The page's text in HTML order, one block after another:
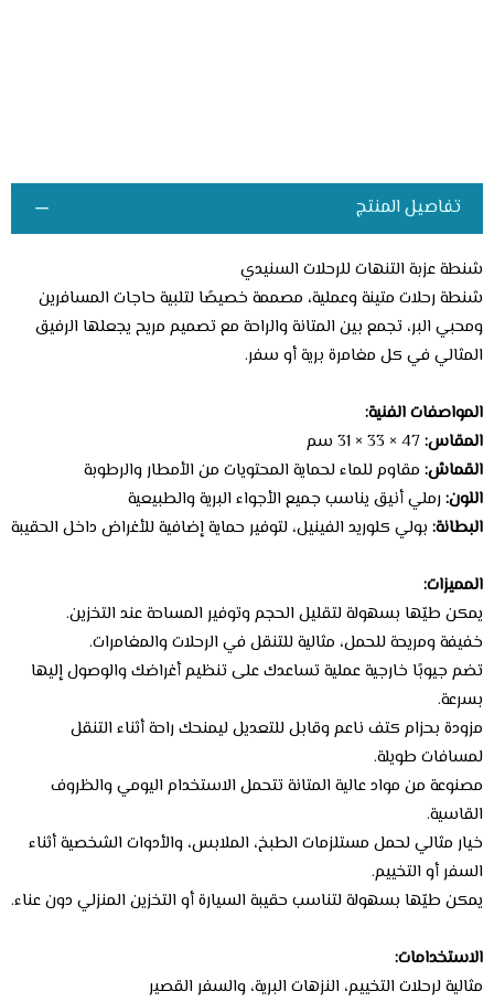
تفاصيل المنتج
شنطة عزبة التنهات للرحلات السنيدي
شنطة رحلات متينة وعملية، مصممة خصيصًا لتلبية حاجات المسافرين
ومحبي البر، تجمع بين المتانة والراحة مع تصميم مريح يجعلها الرفيق
المثالي في كل مغامرة برية أو سفر.
المواصفات الفنية:
المقاس:
القماش: مقاوم للماء لحماية المحتويات من الأمطار والرطوبة
اللون: رملي أنيق يناسب جميع الأجواء البرية والطبيعية
البطانة: بولي كلوريد الفينيل، لتوفير حماية إضافية للأغراض داخل الحقيبة
المميزات:
يمكن طيّها بسهولة لتقليل الحجم وتوفير المساحة عند التخزين.
خفيفة ومريحة للحمل، مثالية للتنقل في الرحلات والمغامرات.
تضم جيوبًا خارجية عملية تساعدك على تنظيم أغراضك والوصول إليها
بسرعة.
مزودة بحزام كتف ناعم وقابل للتعديل ليمنحك راحة أثناء التنقل
لمسافات طويلة.
مصنوعة من مواد عالية المتانة تتحمل الاستخدام اليومي والظروف
القاسية.
خيار مثالي لحمل مستلزمات الطبخ، الملابس، والأدوات الشخصية أثناء
السفر أو التخييم.
يمكن طيّها بسهولة لتناسب حقيبة السيارة أو التخزين المنزلي دون عناء.
الاستخدامات:
مثالية لرحلات التخييم، النزهات البرية، والسفر القصير